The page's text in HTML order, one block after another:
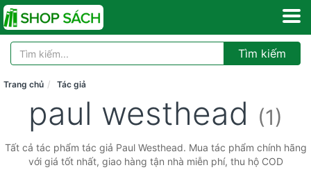
Tìm kiếm
Trang chủ Tác giả
paul westhead (1)
Tất cả tác phẩm tác giả Paul Westhead. Mua tác phẩm chính hãng
với giá tốt nhất, giao hàng tận nhà miễn phí, thu hộ COD